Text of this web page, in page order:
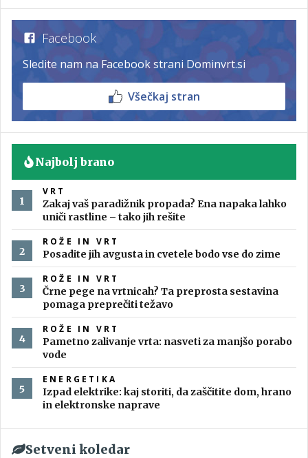
Facebook
Sledite nam na Facebook strani Dominvrt.si
Všečkaj stran
Najbolj brano
VRT
Zakaj vaš paradižnik propada? Ena napaka lahko
uniči rastline – tako jih rešite
ROŽE IN VRT
Posadite jih avgusta in cvetele bodo vse do zime
ROŽE IN VRT
Črne pege na vrtnicah? Ta preprosta sestavina
pomaga preprečiti težavo
ROŽE IN VRT
Pametno zalivanje vrta: nasveti za manjšo porabo
vode
ENERGETIKA
Izpad elektrike: kaj storiti, da zaščitite dom, hrano
in elektronske naprave
Setveni koledar